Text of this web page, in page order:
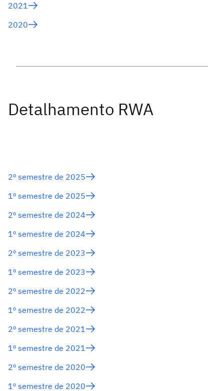
2021
2020
2º semestre de 2025
1º semestre de 2025
2º semestre de 2024
1º semestre de 2024
2º semestre de 2023
1º semestre de 2023
2º semestre de 2022
1º semestre de 2022
2º semestre de 2021
1º semestre de 2021
2º semestre de 2020
1º semestre de 2020